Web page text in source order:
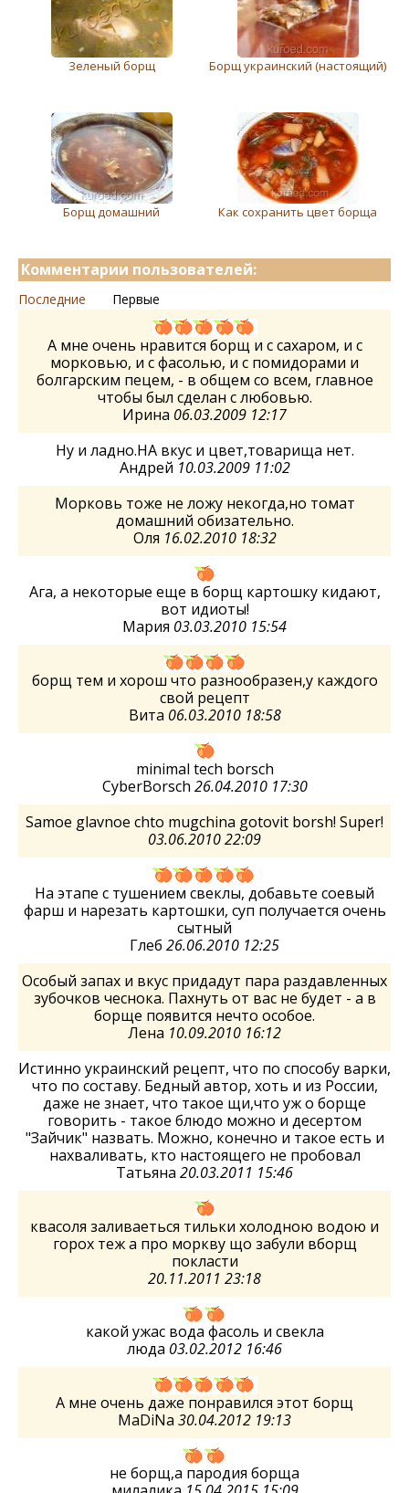
Зеленый борщ Борщ украинский (настоящий)
Борщ домашний Как сохранить цвет борща
Комментарии пользователей:
Последние Первые
А мне очень нравится борщ и с сахаром, и с
морковью, и с фасолью, и с помидорами и
болгарским пецем, - в общем со всем, главное
чтобы был сделан с любовью.
Ирина 06.03.2009 12:17
Ну и ладно.НА вкус и цвет,товарища нет.
Андрей 10.03.2009 11:02
Морковь тоже не ложу некогда,но томат
домашний обизательно.
Оля 16.02.2010 18:32
Ага, а некоторые еще в борщ картошку кидают,
вот идиоты!
Мария 03.03.2010 15:54
борщ тем и хорош что разнообразен,у каждого
свой рецепт
Вита 06.03.2010 18:58
minimal tech borsch
CyberBorsch 26.04.2010 17:30
Samoe glavnoe chto mugchina gotovit borsh! Super!
03.06.2010 22:09
На этапе с тушением свеклы, добавьте соевый
фарш и нарезать картошки, суп получается очень
сытный
Глеб 26.06.2010 12:25
Особый запах и вкус придадут пара раздавленных
зубочков чеснока. Пахнуть от вас не будет - а в
борще появится нечто особое.
Лена 10.09.2010 16:12
Истинно украинский рецепт, что по способу варки,
что по составу. Бедный автор, хоть и из России,
даже не знает, что такое щи,что уж о борще
говорить - такое блюдо можно и десертом
"Зайчик" назвать. Можно, конечно и такое есть и
нахваливать, кто настоящего не пробовал
Татьяна 20.03.2011 15:46
квасоля заливаеться тильки холодною водою и
горох теж а про моркву що забули вборщ
покласти
20.11.2011 23:18
какой ужас вода фасоль и свекла
люда 03.02.2012 16:46
А мне очень даже понравился этот борщ
MaDiNa 30.04.2012 19:13
не борщ,а пародия борща